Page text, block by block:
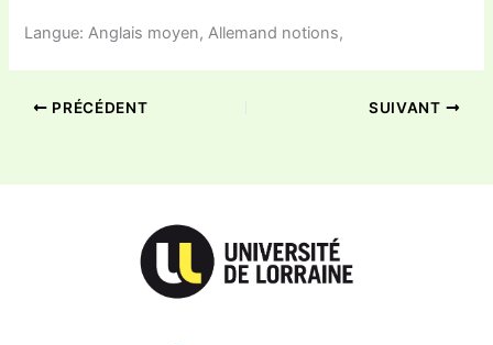
Langue: Anglais moyen, Allemand notions,
PRÉCÉDENT SUIVANT